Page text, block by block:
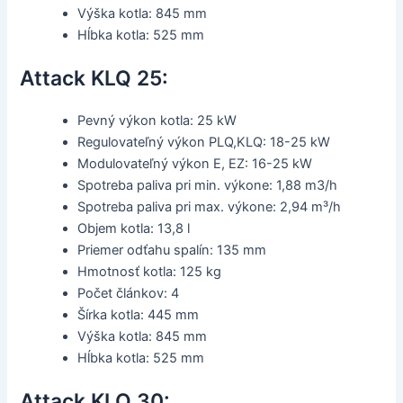
Výška kotla: 845 mm
Hĺbka kotla: 525 mm
Attack KLQ 25:
Pevný výkon kotla: 25 kW
Regulovateľný výkon PLQ,KLQ: 18-25 kW
Modulovateľný výkon E, EZ: 16-25 kW
Spotreba paliva pri min. výkone: 1,88 m3/h
Spotreba paliva pri max. výkone: 2,94 m³/h
Objem kotla: 13,8 l
Priemer odťahu spalín: 135 mm
Hmotnosť kotla: 125 kg
Počet článkov: 4
Šírka kotla: 445 mm
Výška kotla: 845 mm
Hĺbka kotla: 525 mm